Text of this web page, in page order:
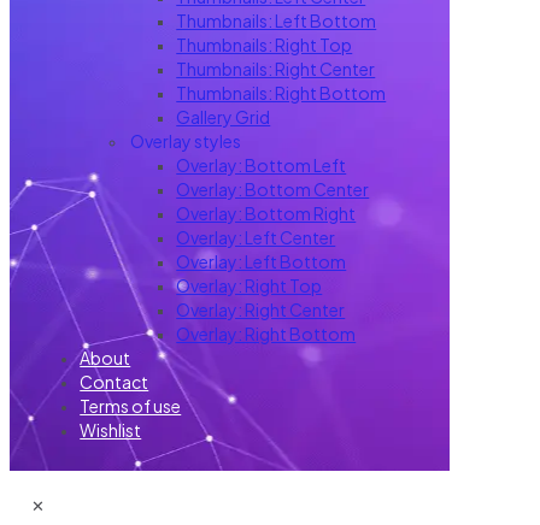
Thumbnails: Left Bottom
Thumbnails: Right Top
Thumbnails: Right Center
Thumbnails: Right Bottom
Gallery Grid
Overlay styles
Overlay: Bottom Left
Overlay: Bottom Center
Overlay: Bottom Right
Overlay: Left Center
Overlay: Left Bottom
Overlay: Right Top
Overlay: Right Center
Overlay: Right Bottom
About
Contact
Terms of use
Wishlist
✕